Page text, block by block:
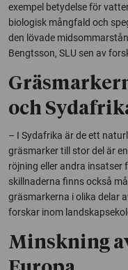
exempel betydelse för
biologisk mångfald och
den lövade
Bengtsson, SLU sen av
och
– I Sydafrika är de ett
gräsmarker till stor del är
röjning eller andra
skillnaderna finns också
gräsmarkerna i olika delar
forskar inom
Minskning